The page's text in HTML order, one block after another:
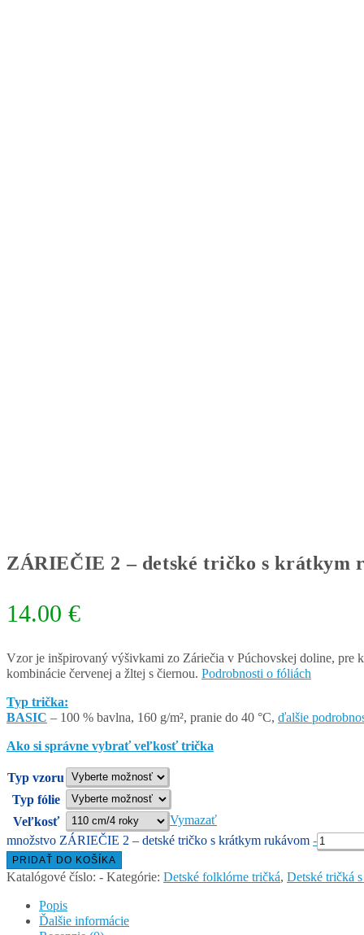
ZÁRIEČIE 2 – detské tričko s krátkym
14.00 €
Vzor je inšpirovaný výšivkami zo Záriečia v Púchovskej doline, pre
kombinácie červenej a žltej s čiernou. Podrobnosti o fóliách
Typ trička:
BASIC – 100 % bavlna, 160 g/m², pranie do 40 °C, ďalšie
Ako si správne vybrať veľkosť trička
Typ vzoru
Typ fólie
Veľkosť
Vymazať
množstvo ZÁRIEČIE 2 – detské tričko s krátkym rukávom -
PRIDAŤ DO KOŠÍKA
Katalógové číslo: - Kategórie: Detské folklórne tričká, Detské tričká
Popis
Ďalšie informácie